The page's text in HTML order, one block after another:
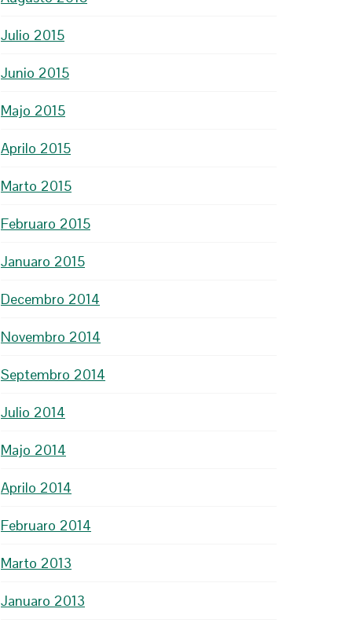
Julio 2015
Junio 2015
Majo 2015
Aprilo 2015
Marto 2015
Februaro 2015
Januaro 2015
Decembro 2014
Novembro 2014
Septembro 2014
Julio 2014
Majo 2014
Aprilo 2014
Februaro 2014
Marto 2013
Januaro 2013